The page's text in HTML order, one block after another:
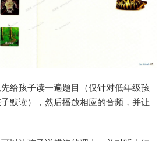
给孩子读一遍题目（仅针对低年级孩
默读），然后播放相应的音频，并让